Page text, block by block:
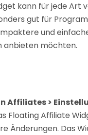
kann für jede
gut für
und
möchten.
Affiliates >
Floating Affiliate
Änderungen. Das